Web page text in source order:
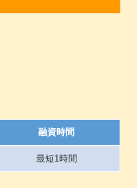
融資時間
最短1時間